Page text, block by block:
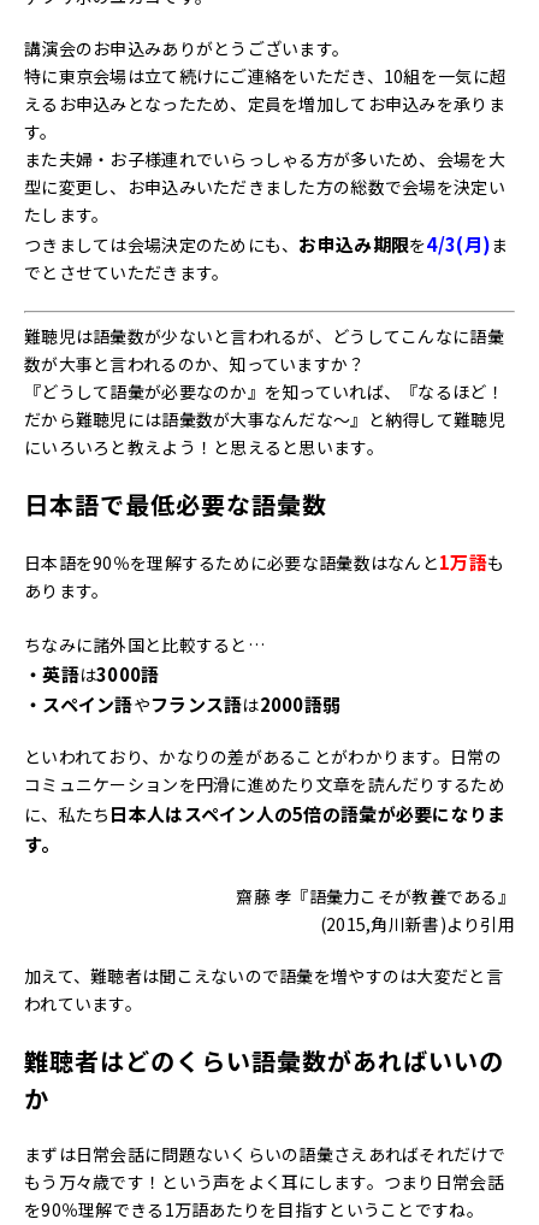
講演会のお申込みありがとうございます。
特に東京会場は立て続けにご連絡をいただき、10組を一気に超
えるお申込みとなったため、定員を増加してお申込みを承りま
す。
また夫婦・お子様連れでいらっしゃる方が多いため、会場を大
型に変更し、お申込みいただきました方の総数で会場を決定い
たします。
つきましては会場決定のためにも、 お申込み期限を4/3(月)ま
でとさせていただきます。
難聴児は語彙数が少ないと言われるが、どうしてこんなに語彙
数が大事と言われるのか、知っていますか？
『どうして語彙が必要なのか』を知っていれば、『なるほど！
だから難聴児には語彙数が大事なんだな～』と納得して難聴児
にいろいろと教えよう！と思えると思います。
日本語で最低必要な語彙数
日本語を90％を理解するために必要な語彙数はなんと1万語も
あります。
ちなみに諸外国と比較すると…
・英語は3000語
・スペイン語やフランス語は2000語弱
といわれており、かなりの差があることがわかります。日常の
コミュニケーションを円滑に進めたり文章を読んだりするため
に、私たち 日本人はスペイン人の5倍の語彙が必要になりま
す。
齋藤 孝『語彙力こそが教養である』
(2015,角川新書)より引用
加えて、難聴者は聞こえないので語彙を増やすのは大変だと言
われています。
難聴者はどのくらい語彙数があればいいの
か
まずは日常会話に問題ないくらいの語彙さえあればそれだけで
もう万々歳です！という声をよく耳にします。つまり日常会話
を90％理解できる1万語あたりを目指すということですね。